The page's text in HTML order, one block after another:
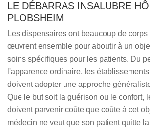
LE DÉBARRAS INSALUBRE
PLOBSHEIM
Les dispensaires ont beaucoup de
œuvrent ensemble pour aboutir à un
soins spécifiques pour les patients. Du
l'apparence ordinaire, les
doivent adopter une approche
Que le but soit la guérison ou le confort,
doivent parvenir coûte que coûte à cet
médecin ne veut que son patient quitte